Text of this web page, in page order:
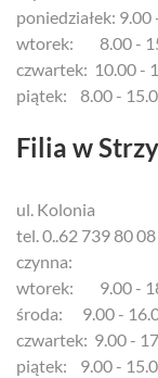
poniedziałek: 9.00
wtorek: 8.00 -
czwartek: 10.00 -
piątek: 8.00 -
Filia w
ul. Kolonia
tel. 0..62 739 80 08
czynna:
wtorek: 9.00 -
środa: 9.00 -
czwartek: 9.00 -
piątek: 9.00 -